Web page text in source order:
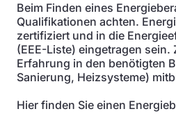
Beim Finden eines
Qualifikationen achten.
zertifiziert und in die
(EEE-Liste) eingetragen sein.
Erfahrung in den benötigten
Sanierung, Heizsysteme)
Hier finden Sie einen